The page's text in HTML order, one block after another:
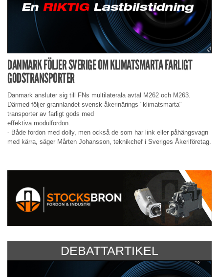
DANMARK FÖLJER SVERIGE OM KLIMATSMARTA FARLIGT
GODSTRANSPORTER
Danmark ansluter sig till FNs multilaterala avtal M262 och M263.
Därmed följer grannlandet svensk åkerinärings "klimatsmarta"
transporter av farligt gods med
effektiva modulfordon.
- Både fordon med dolly, men också de som har link eller påhängsvagn
med kärra, säger Mårten Johansson, teknikchef i Sveriges Åkeriföretag.
DEBATTARTIKEL